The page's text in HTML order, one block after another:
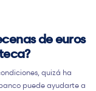
de euros
quizá ha
puede ayudarte a